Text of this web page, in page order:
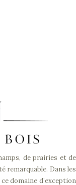
de prairies et de
remarquable. Dans les
domaine d’exception